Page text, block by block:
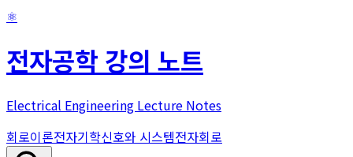
⚛
전자공학 강의 노트
Electrical Engineering Lecture Notes
회로이론전자기학신호와 시스템전자회로